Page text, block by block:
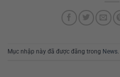
Mục nhập này đã được đăng trong News